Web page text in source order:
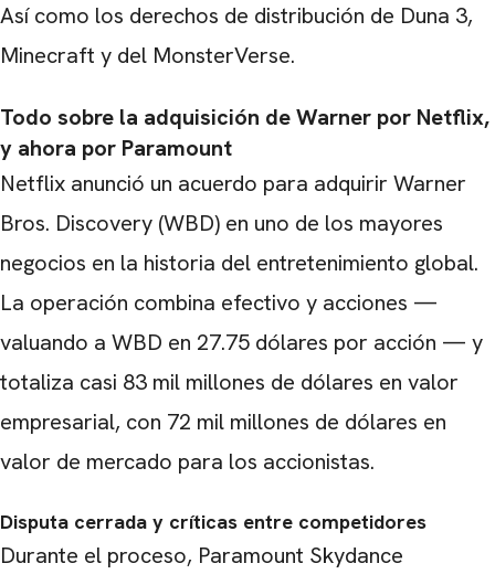
Así como los derechos de distribución de Duna 3,
Minecraft y del MonsterVerse.
Todo sobre la adquisición de Warner por Netflix,
y ahora por Paramount
Netflix anunció un acuerdo para adquirir Warner
Bros. Discovery (WBD) en uno de los mayores
negocios en la historia del entretenimiento global.
La operación combina efectivo y acciones —
valuando a WBD en 27.75 dólares por acción — y
totaliza casi 83 mil millones de dólares en valor
empresarial, con 72 mil millones de dólares en
valor de mercado para los accionistas.
Disputa cerrada y críticas entre competidores
Durante el proceso, Paramount Skydance